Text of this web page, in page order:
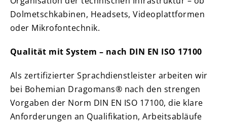
Dolmetschkabinen, Headsets, Videoplattformen
oder Mikrofontechnik.
Qualität mit System – nach DIN EN ISO 17100
Als zertifizierter Sprachdienstleister arbeiten wir
bei Bohemian Dragomans® nach den strengen
Vorgaben der Norm DIN EN ISO 17100, die klare
Anforderungen an Qualifikation, Arbeitsabläufe